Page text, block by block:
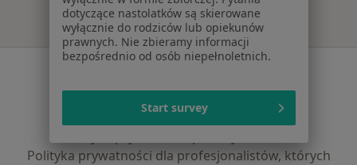
Polityka prywatności pacjentów
Polityka prywatności dla profesjonalistów, których
dotyczące nastolatków są skierowane
wyłącznie do rodziców lub opiekunów
prawnych. Nie zbieramy informacji
bezpośrednio od osób niepełnoletnich.
Start survey